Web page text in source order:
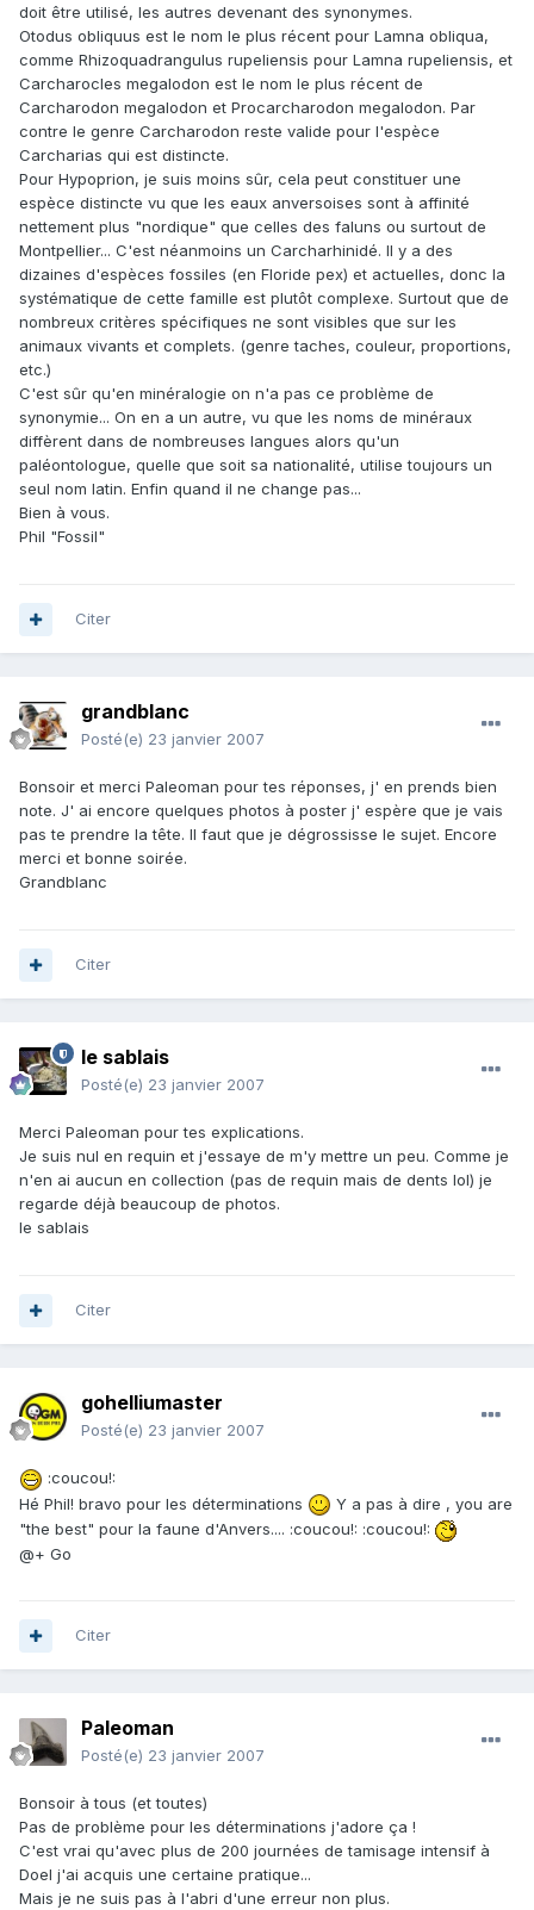
doit être utilisé, les autres devenant des synonymes.
Otodus obliquus est le nom le plus récent pour Lamna obliqua,
comme Rhizoquadrangulus rupeliensis pour Lamna rupeliensis, et
Carcharocles megalodon est le nom le plus récent de
Carcharodon megalodon et Procarcharodon megalodon. Par
contre le genre Carcharodon reste valide pour l'espèce
Carcharias qui est distincte.
Pour Hypoprion, je suis moins sûr, cela peut constituer une
espèce distincte vu que les eaux anversoises sont à affinité
nettement plus "nordique" que celles des faluns ou surtout de
Montpellier... C'est néanmoins un Carcharhinidé. Il y a des
dizaines d'espèces fossiles (en Floride pex) et actuelles, donc la
systématique de cette famille est plutôt complexe. Surtout que de
nombreux critères spécifiques ne sont visibles que sur les
animaux vivants et complets. (genre taches, couleur, proportions,
etc.)
C'est sûr qu'en minéralogie on n'a pas ce problème de
synonymie... On en a un autre, vu que les noms de minéraux
diffèrent dans de nombreuses langues alors qu'un
paléontologue, quelle que soit sa nationalité, utilise toujours un
seul nom latin. Enfin quand il ne change pas...
Bien à vous.
Phil "Fossil"
Citer
grandblanc
Posté(e) 23 janvier 2007
Bonsoir et merci Paleoman pour tes réponses, j' en prends bien
note. J' ai encore quelques photos à poster j' espère que je vais
pas te prendre la tête. Il faut que je dégrossisse le sujet. Encore
merci et bonne soirée.
Grandblanc
Citer
le sablais
Posté(e) 23 janvier 2007
Merci Paleoman pour tes explications.
Je suis nul en requin et j'essaye de m'y mettre un peu. Comme je
n'en ai aucun en collection (pas de requin mais de dents lol) je
regarde déjà beaucoup de photos.
le sablais
Citer
gohelliumaster
Posté(e) 23 janvier 2007
:coucou!:
Hé Phil! bravo pour les déterminations
Y a pas à dire , you are
"the best" pour la faune d'Anvers.... :coucou!: :coucou!:
@+ Go
Citer
Paleoman
Posté(e) 23 janvier 2007
Bonsoir à tous (et toutes)
Pas de problème pour les déterminations j'adore ça !
C'est vrai qu'avec plus de 200 journées de tamisage intensif à
Doel j'ai acquis une certaine pratique...
Mais je ne suis pas à l'abri d'une erreur non plus.